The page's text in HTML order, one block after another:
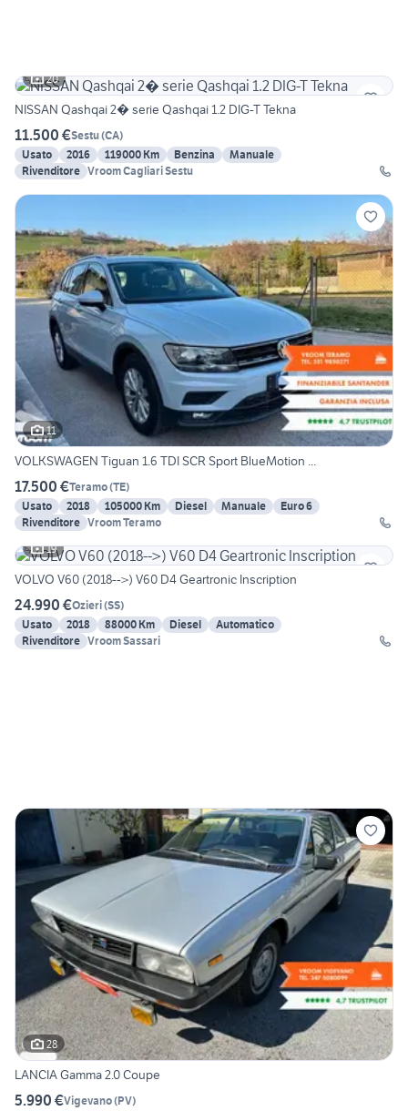
20
NISSAN Qashqai 2� serie Qashqai 1.2 DIG-T Tekna
11.500 €Sestu(CA)
Usato
2016 119000 Km Benzina
Manuale
Rivenditore Vroom Cagliari Sestu
11
VOLKSWAGEN Tiguan 1.6 TDI SCR Sport BlueMotion ...
17.500 €Teramo(TE)
Usato
2018 105000 Km Diesel Manuale
Euro 6
Rivenditore Vroom Teramo
19
VOLVO V60 (2018-->) V60 D4 Geartronic Inscription
24.990 €Ozieri(SS)
Usato
2018 88000 Km Diesel
Automatico
Rivenditore Vroom Sassari
28
LANCIA Gamma 2.0 Coupe
5.990 €Vigevano(PV)